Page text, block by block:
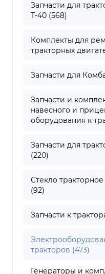
Запчасти для
Т-40 (568)
Комплекты для
тракторных
Запчасти для
Запчасти и
навесного и
оборудования к
Запчасти для
(220)
Стекло
(92)
Запчасти к
тракторов (473)
Генераторы и